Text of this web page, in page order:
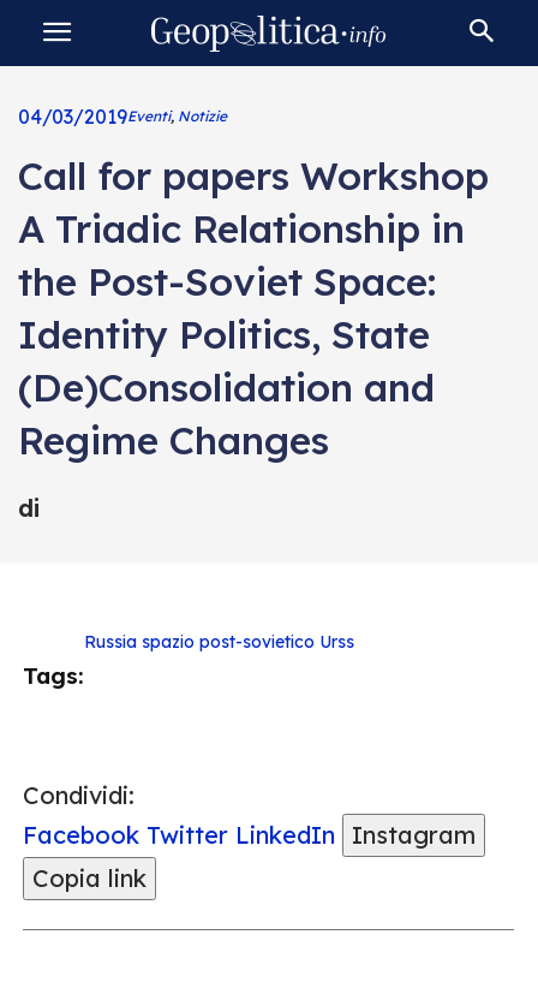
04/03/2019Eventi, Notizie
Call for papers Workshop
A Triadic Relationship in
the Post-Soviet Space:
Identity Politics, State
(De)Consolidation and
Regime Changes
di
Tags:
Russia spazio post-sovietico Urss
Condividi:
Facebook Twitter LinkedIn
Instagram
Copia link